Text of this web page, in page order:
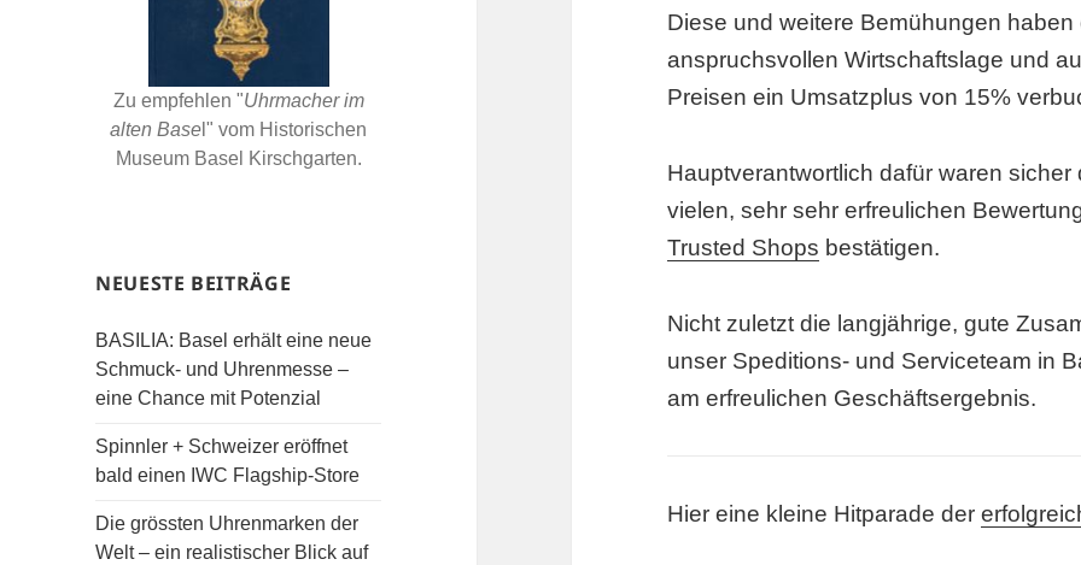
Zu empfehlen "Uhrmacher im
alten Base l" vom Historischen
Museum Basel Kirschgarten.
NEUESTE BEITRÄGE
BASILIA: Basel erhält eine neue
Schmuck- und Uhrenmesse –
eine Chance mit Potenzial
Spinnler + Schweizer eröffnet
bald einen IWC Flagship-Store
Die grössten Uhrenmarken der
Welt – ein realistischer Blick auf
Diese und weitere Bemühungen
anspruchsvollen Wirtschaftslage und
Preisen ein Umsatzplus von 15%
Hauptverantwortlich dafür waren
vielen, sehr sehr erfreulichen
Trusted Shops bestätigen.
Nicht zuletzt die langjährige, gute
unser Speditions- und Serviceteam in
am erfreulichen Geschäftsergebnis.
Hier eine kleine Hitparade der